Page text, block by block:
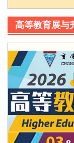
高等教育展与